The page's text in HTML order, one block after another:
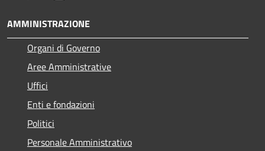
AMMINISTRAZIONE
Organi di Governo
Aree Amministrative
Uffici
Enti e fondazioni
Politici
Personale Amministrativo